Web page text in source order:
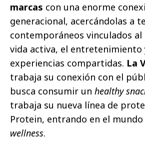
marcas con una enorme
generacional, acercándolas a
contemporáneos vinculados al
vida activa, el entretenimiento
experiencias compartidas. La
trabaja su conexión con el
busca consumir un healthy
trabaja su nueva línea de
Protein, entrando en el mundo
wellness.